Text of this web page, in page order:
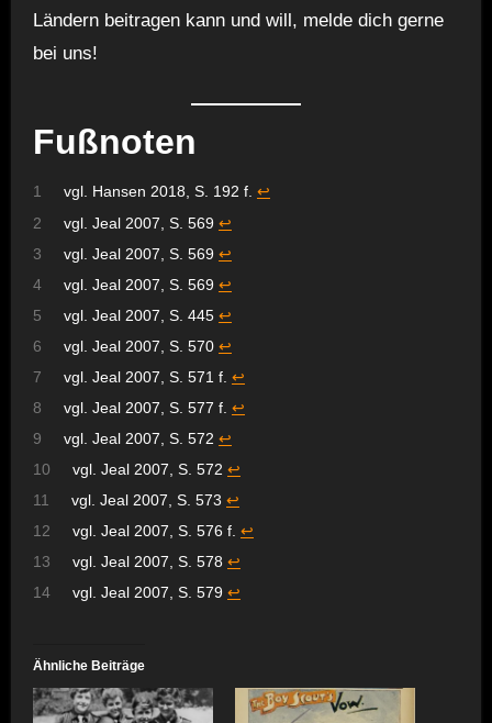
Ländern beitragen kann und will, melde dich gerne
bei uns!
Fußnoten
1 vgl. Hansen 2018, S. 192 f. ↩︎
2
vgl. Jeal 2007, S. 569 ↩︎
3
vgl. Jeal 2007, S. 569 ↩︎
4
vgl. Jeal 2007, S. 569 ↩︎
5
vgl. Jeal 2007, S. 445 ↩︎
6
vgl. Jeal 2007, S. 570 ↩︎
7
vgl. Jeal 2007, S. 571 f. ↩︎
8
vgl. Jeal 2007, S. 577 f. ↩︎
9
vgl. Jeal 2007, S. 572 ↩︎
10
vgl. Jeal 2007, S. 572 ↩︎
11
vgl. Jeal 2007, S. 573 ↩︎
12
vgl. Jeal 2007, S. 576 f. ↩︎
13
vgl. Jeal 2007, S. 578 ↩︎
14
vgl. Jeal 2007, S. 579 ↩︎
Ähnliche Beiträge